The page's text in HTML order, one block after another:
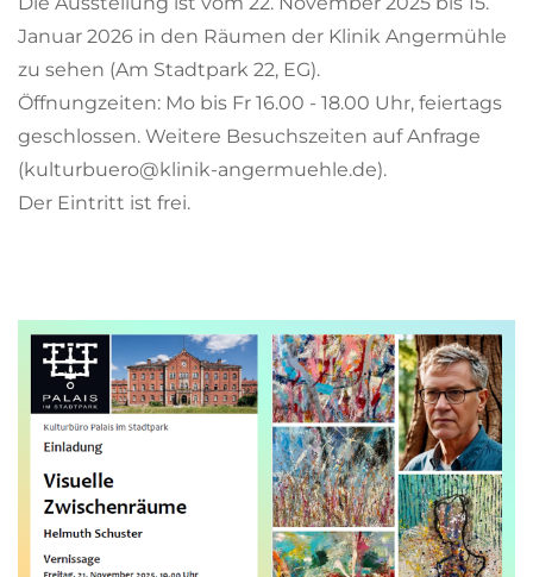
Januar 2026 in den Räumen der Klinik Angermühle
zu sehen (Am Stadtpark 22, EG).
Öffnungzeiten: Mo bis Fr 16.00 - 18.00 Uhr, feiertags
geschlossen. Weitere Besuchszeiten auf Anfrage
(kulturbuero@klinik-angermuehle.de).
Der Eintritt ist frei.